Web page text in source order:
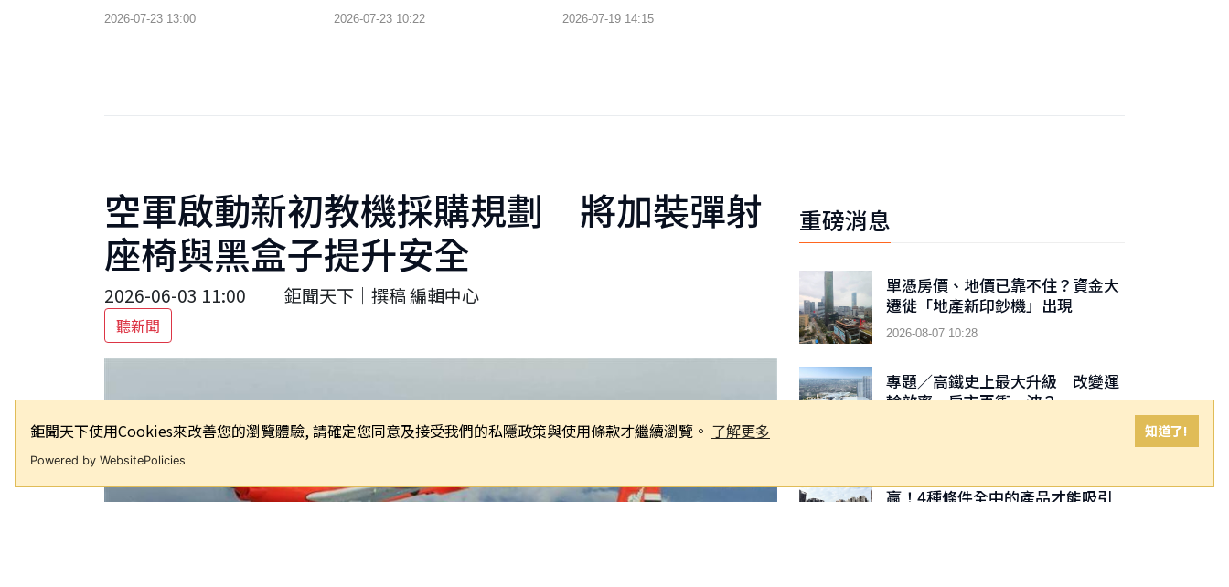
鉅聞天下使用Cookies來改善您的瀏覽體驗, 請確定您同意及接受我們的私隱政策與使用條款才繼續瀏覽。 了解更多 知道了!
Powered by WebsitePolicies
2026-07-23 13:00 2026-07-23 10:22 2026-07-19 14:15
空軍啟動新初教機採購規劃 將加裝彈射
座椅與黑盒子提升安全
2026-06-03 11:00 鉅聞天下｜撰稿 編輯中心
聽新聞
重磅消息
單憑房價、地價已靠不住？資金大
遷徙「地產新印鈔機」出現
2026-08-07 10:28
專題／高鐵史上最大升級 改變運
輸效率 房市再衝一波？
贏！4種條件全中的產品才能吸引